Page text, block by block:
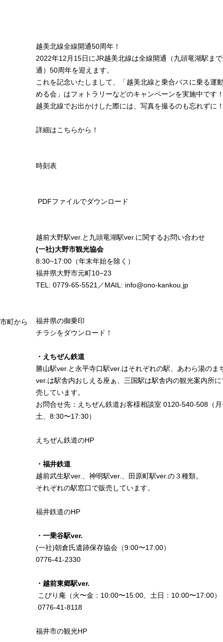
市町から
越美北線全線開通50周年！
2022年12月15日にJR越美北線は全線開通（九頭竜湖駅ま
通）50周年を迎えます。
これを記念いたしまして、「越美北線と乗合バスに乗る運
める会」はフォトラリーなどのキャンペーンを実施中です
越美北線でお出かけした際には、写真を撮るのも忘れずに
詳細はこちらから！
時刻表
PDFファイルでダウンロード
越前大野駅ver.と九頭竜湖駅ver.に関するお問い合わせ
(一社)大野市観光協会
8:30~17:00（年末年始を除く）
福井県大野市元町10−23
TEL: 0779-65-5521／MAIL: info@ono-kankou.jp
福井県の御乗印
チラシをダウンロード！
・えちぜん鉄道
勝山駅ver.と永平寺口駅ver.はそれぞれの駅、あわら湯のま
ver.は駅舎内おしえる座ぁ、三国駅は駅舎内の観光案内所に
売しています。
お問合せ先：えちぜん鉄道お客様相談室 0120-540-508（
土、8:30〜17:30）
えちぜん鉄道のHP
・福井鉄道
越前武生駅ver.、神明駅ver.、田原町駅ver.の３種類。
それぞれの駅窓口で販売しています。
福井鉄道のHP
・一乗谷駅ver.
(一社)朝倉氏遺跡保存協会（9:00〜17:00）
0776-41-2330
・越前東郷駅ver.
こびり庵（火〜金：10:00〜15:00、土日：10:00〜17:00）
0776-41-8118
福井市の観光HP